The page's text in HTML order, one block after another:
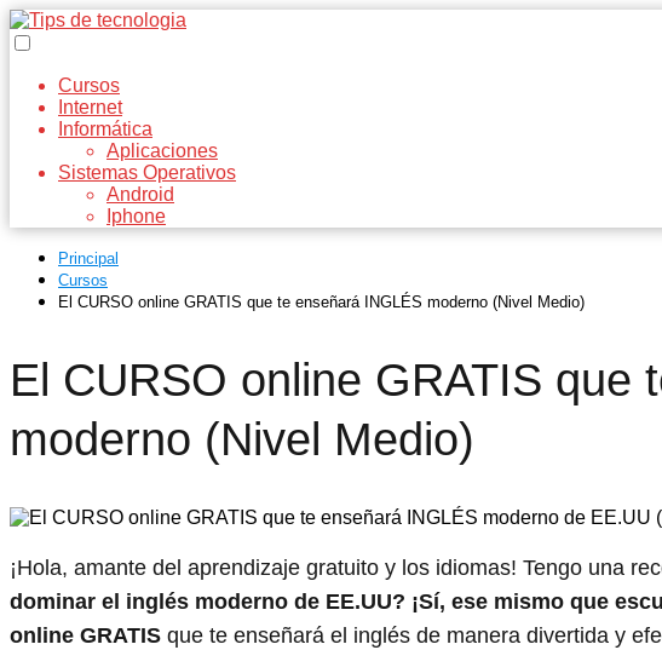
Cursos
Internet
Informática
Aplicaciones
Sistemas Operativos
Android
Iphone
Principal
Cursos
El CURSO online GRATIS que te enseñará INGLÉS moderno (Nivel Medio)
El CURSO online GRATIS que
moderno (Nivel Medio)
¡Hola, amante del aprendizaje gratuito y los idiomas! Tengo una
dominar el inglés moderno de EE.UU? ¡Sí, ese mismo que
online GRATIS que te enseñará el inglés de manera divertida y